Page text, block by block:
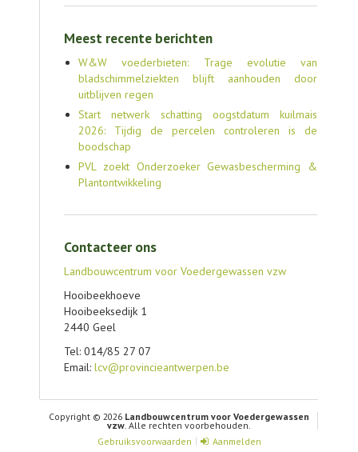
Meest recente berichten
W&W voederbieten: Trage evolutie van
bladschimmelziekten blijft aanhouden door
uitblijven regen
Start netwerk schatting oogstdatum kuilmais
2026: Tijdig de percelen controleren is de
boodschap
PVL zoekt Onderzoeker Gewasbescherming &
Plantontwikkeling
Contacteer ons
Landbouwcentrum voor Voedergewassen vzw
Hooibeekhoeve
Hooibeeksedijk 1
2440 Geel
Tel: 014/85 27 07
Email: lcv@provincieantwerpen.be
Copyright © 2026 Landbouwcentrum voor Voedergewassen
vzw. Alle rechten voorbehouden.
Gebruiksvoorwaarden
Aanmelden